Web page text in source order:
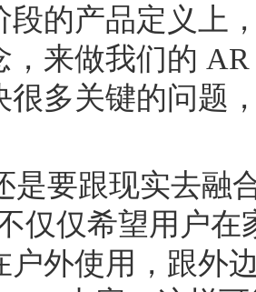
段的产品定义上
，来做我们的
很多关键的问题
要跟现实去融
仅仅希望用户
户外使用，跟外